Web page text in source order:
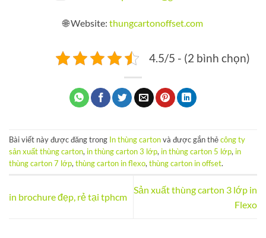
🌐 Website: thungcartonoffset.com
4.5/5 - (2 bình chọn)
Bài viết này được đăng trong In thùng cartonvà được gắn thẻcông ty
sản xuất thùng carton, in thùng carton 3 lớp, in thùng carton 5 lớp, in
thùng carton 7 lớp, thùng carton in flexo, thùng carton in offset.
in brochure đẹp, rẻ tại tphcm
Sản xuất thùng carton 3 lớp in
Flexo